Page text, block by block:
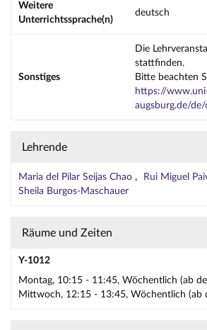
Weitere
Unterrichtssprache(n)
deutsch
Sonstiges
Die
stattfinden.
Bitte beachten
https://
augsburg.de/
Lehrende
Maria del Pilar Seijas Chao
Rui Miguel
Sheila Burgos-Maschauer
Räume und Zeiten
Y-1012
Montag, 10:15 - 11:45, Wöchentlich (ab
Mittwoch, 12:15 - 13:45, Wöchentlich (ab